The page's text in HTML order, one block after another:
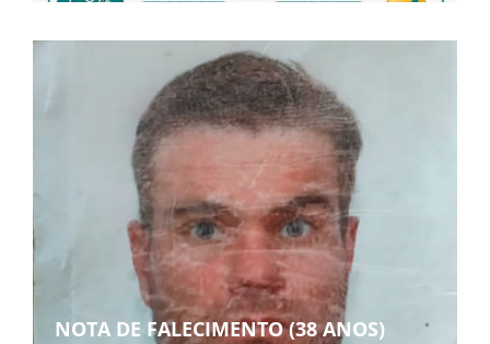
NOTA DE FALECIMENTO (38 ANOS)